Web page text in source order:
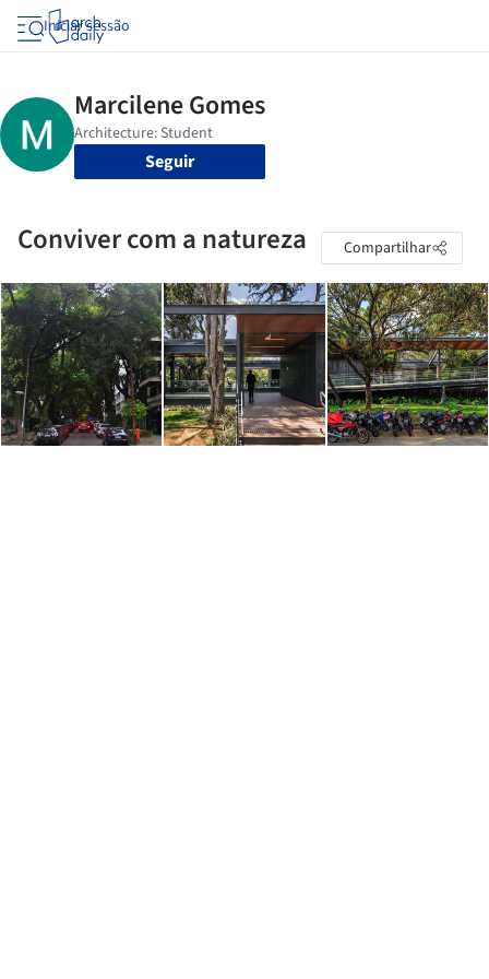
Iniciar sessão
Seguir
Conviver com a natureza Compartilhar